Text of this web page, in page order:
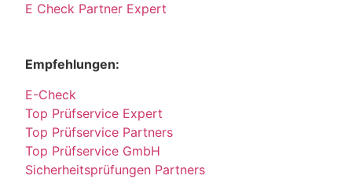
E Check Partner Expert
Empfehlungen:
E-Check
Top Prüfservice Expert
Top Prüfservice Partners
Top Prüfservice GmbH
Sicherheitsprüfungen Partners